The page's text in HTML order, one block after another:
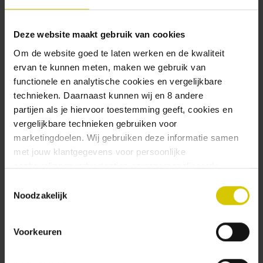
Deze website maakt gebruik van cookies
Om de website goed te laten werken en de kwaliteit
ervan te kunnen meten, maken we gebruik van
functionele en analytische cookies en vergelijkbare
technieken. Daarnaast kunnen wij en 8 andere
partijen als je hiervoor toestemming geeft, cookies en
vergelijkbare technieken gebruiken voor
marketingdoelen. Wij gebruiken deze informatie samen
met jouw klantgegevens voor persoonlijke
aanbevelingen, advertenties en gepersonaliseerde
ervaringen: je eigen Uiltje (gepersonaliseerde
aanbevelingen, functionaliteiten en communicatie binnen
dtdd.nl (relevante advertenties op websites en apps van
Noodzakelijk
Voorkeuren
Omdat ruimtereizen gaan om cryogenics – weet je
vliegen. Dit bier is zo hoppig dat de kans op zwarte
gaten gigantisch is. Voorzichtig openmaken dus.
Durf jij dit bier aan? Citrus, grassig en tropisch
fruit
Waanzinnig lekker bij: BBQ, gebraden kip en
cheddar
De grootste smaakexplosie op: 4-5 graden Celsius
Awards:
2026: Zilveren Medaille bij de Dutch Beer